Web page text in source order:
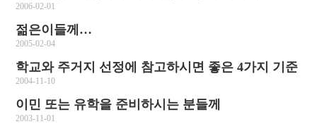
2006-02-01
젊은이들께…
2005-02-04
학교와 주거지 선정에 참고하시면 좋은 4가지 기준
2004-11-10
이민 또는 유학을 준비하시는 분들께
2003-11-01